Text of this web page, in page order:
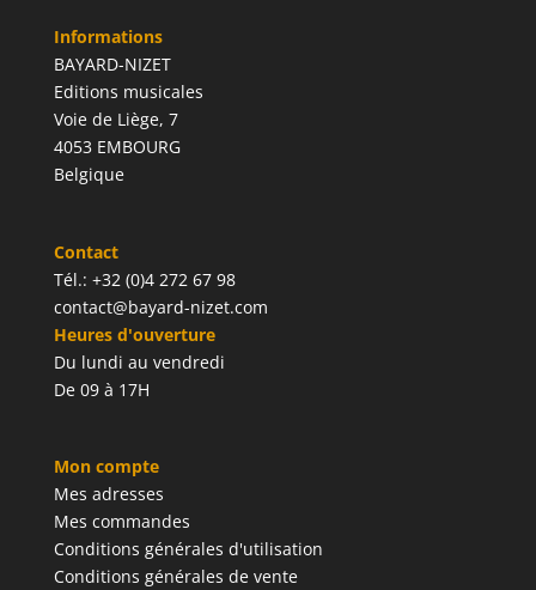
Informations
BAYARD-NIZET
Editions musicales
Voie de Liège, 7
4053 EMBOURG
Belgique
Contact
Tél.: +32 (0)4 272 67 98
contact@bayard-nizet.com
Heures d'ouverture
Du lundi au vendredi
De 09 à 17H
Mon compte
Mes adresses
Mes commandes
Conditions générales d'utilisation
Conditions générales de vente